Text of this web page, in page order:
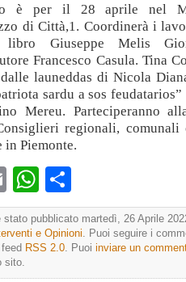
è per il 28 aprile nel
di Città,1. Coordinerà i
libro Giuseppe Melis
Francesco Casula. Tina
launeddas di Nicola
sardu a sos
Mereu. Parteciperanno
regionali, comunali
in Piemonte.
EmailWhatsApp
pubblicato martedì, 26 Aprile
e Opinioni . Puoi seguire i
RSS 2.0 . Puoi inviare un
sito.